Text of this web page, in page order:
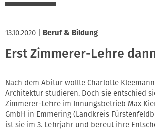
13.10.2020 Beruf & Bildung
Erst Zimmerer-Lehre
Nach dem Abitur wollte Charlotte
Architektur studieren. Doch sie entschied
Zimmerer-Lehre im Innungsbetrieb Max
GmbH in Emmering (Landkreis
ist sie im 3. Lehrjahr und bereut ihre